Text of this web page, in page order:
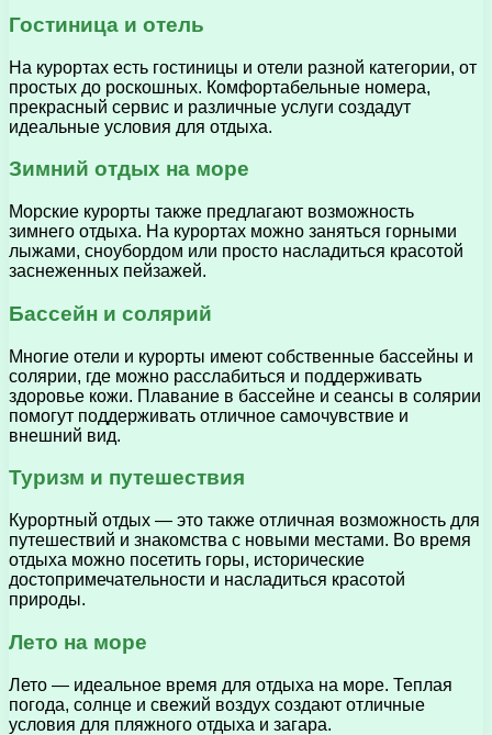
Гостиница и отель
На курортах есть гостиницы и отели разной категории, от
простых до роскошных. Комфортабельные номера,
прекрасный сервис и различные услуги создадут
идеальные условия для отдыха.
Зимний отдых на море
Морские курорты также предлагают возможность
зимнего отдыха. На курортах можно заняться горными
лыжами, сноубордом или просто насладиться красотой
заснеженных пейзажей.
Бассейн и солярий
Многие отели и курорты имеют собственные бассейны и
солярии, где можно расслабиться и поддерживать
здоровье кожи. Плавание в бассейне и сеансы в солярии
помогут поддерживать отличное самочувствие и
внешний вид.
Туризм и путешествия
Курортный отдых — это также отличная возможность для
путешествий и знакомства с новыми местами. Во время
отдыха можно посетить горы, исторические
достопримечательности и насладиться красотой
природы.
Лето на море
Лето — идеальное время для отдыха на море. Теплая
погода, солнце и свежий воздух создают отличные
условия для пляжного отдыха и загара.